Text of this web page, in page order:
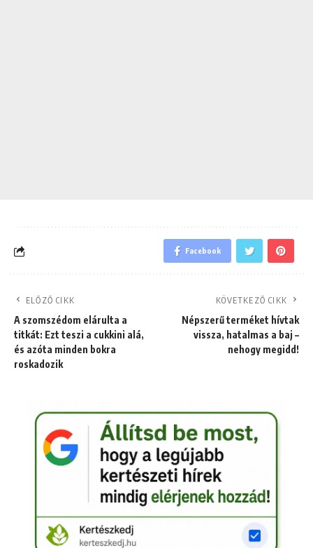
Facebook
ELŐZŐ CIKK
A szomszédom elárulta a
titkát: Ezt teszi a cukkini alá,
és azóta minden bokra
roskadozik
KÖVETKEZŐ CIKK
Népszerű terméket hívtak
vissza, hatalmas a baj –
nehogy megidd!